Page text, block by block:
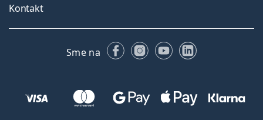
Kontakt
Sme na FacebookuInstagrame
YouTubeLinkedIn